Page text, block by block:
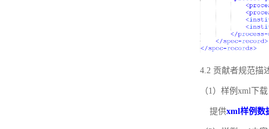
4.2 贡献者规范描
（1）样例xml下载
提供xml样例数